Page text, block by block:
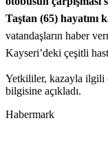
Taştan (65) hayatını
vatandaşların haber
Kayseri’deki çeşitli
Yetkililer, kazayla ilgili
bilgisine açıkladı.
Habermark